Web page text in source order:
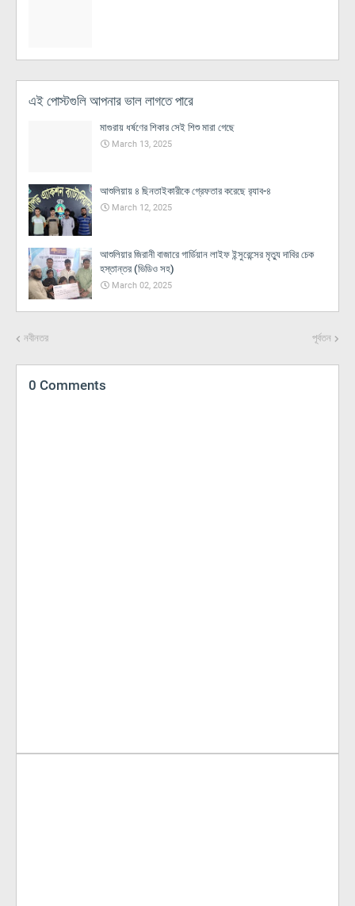
এই পোস্টগুলি আপনার ভাল লাগতে পারে
মাগুরায় ধর্ষণের শিকার সেই শিশু মারা গেছে
March 13, 2025
আশুলিয়ায় ৪ ছিনতাইকারীকে গ্রেফতার করেছে র‌্যাব-৪
March 12, 2025
আশুলিয়ার জিরানী বাজারে গার্ডিয়ান লাইফ ইন্সুরেন্সের মৃত্যু দাবির চেক
হস্তান্তর (ভিডিও সহ)
March 02, 2025
নবীনতর পূর্বতন
0 Comments